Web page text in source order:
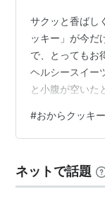
サクッと香ばし
ッキー」が今だ
で、とってもお
ヘルシースイー
と小腹が空いた
すすめです。 季
ポイント。 送
やかに乗り切り
#おからクッキー
ネットで話題